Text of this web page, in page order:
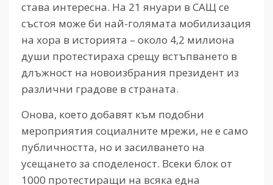
става интересна. На 21 януари в САЩ се
състоя може би най-голямата мобилизация
на хора в историята – около 4,2 милиона
души протестираха срещу встъпването в
длъжност на новоизбрания президент из
различни градове в страната.
Онова, което добавят към подобни
мероприятия социалните мрежи, не е само
публичността, но и засилването на
усещането за споделеност. Всеки блок от
1000 протестиращи на всяка една